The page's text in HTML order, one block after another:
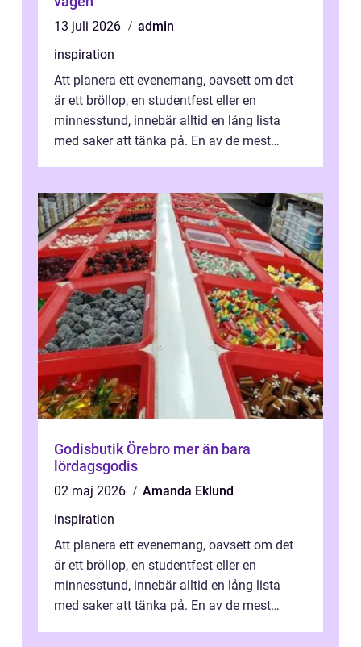
13 juli 2026
admin
inspiration
Att planera ett evenemang, oavsett om det
är ett bröllop, en studentfest eller en
minnesstund, innebär alltid en lång lista
med saker att tänka på. En av de mest
Godisbutik Örebro mer än bara
lördagsgodis
02 maj 2026
Amanda Eklund
inspiration
Att planera ett evenemang, oavsett om det
är ett bröllop, en studentfest eller en
minnesstund, innebär alltid en lång lista
med saker att tänka på. En av de mest